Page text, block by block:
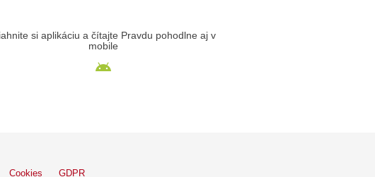
si aplikáciu a čítajte Pravdu pohodlne aj v
mobile
Cookies GDPR